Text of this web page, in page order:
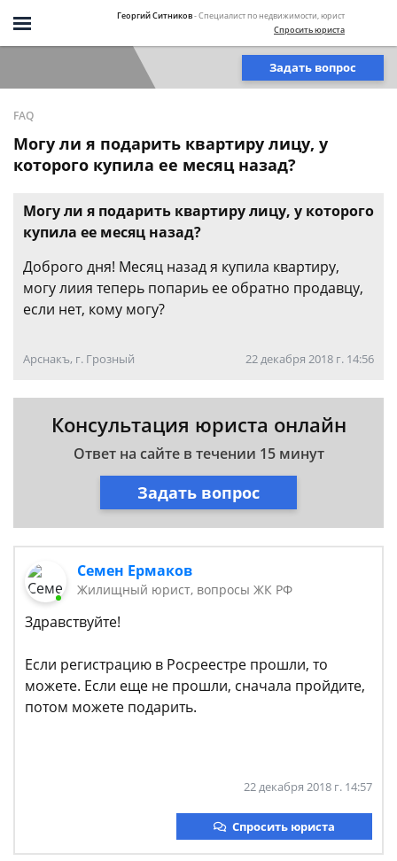
Георгий Ситников- Специалист по недвижимости, юрист
Спросить юриста
Задать вопрос
FAQ
Могу ли я подарить квартиру лицу, у
которого купила ее месяц назад?
Могу ли я подарить квартиру лицу, у которого
купила ее месяц назад?
Доброго дня! Месяц назад я купила квартиру,
могу лиия теперь попариь ее обратно продавцу,
если нет, кому могу?
Арснакъ, г. Грозный 22 декабря 2018 г. 14:56
Консультация юриста онлайн
Ответ на сайте в течении 15 минут
Задать вопрос
Семен Ермаков
Жилищный юрист, вопросы ЖК РФ
Здравствуйте!
Если регистрацию в Росреестре прошли, то
можете. Если еще не прошли, сначала пройдите,
потом можете подарить.
22 декабря 2018 г. 14:57
Спросить юриста